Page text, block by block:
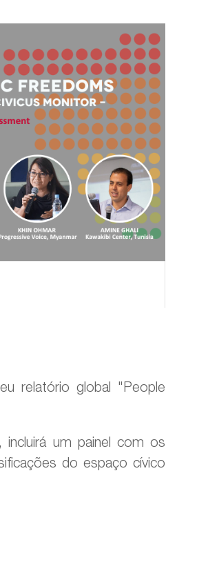
relatório global "People
um painel com os
do espaço cívico